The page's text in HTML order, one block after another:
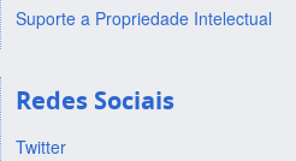
Suporte a Propriedade Intelectual
Redes Sociais
Twitter